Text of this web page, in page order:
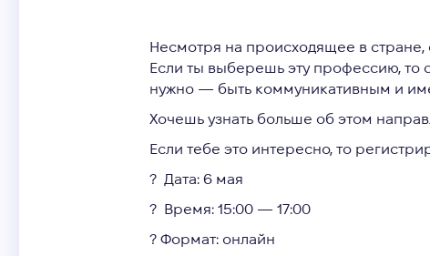
Несмотря на происходящее в стране,
Если ты выберешь эту профессию, то
нужно — быть коммуникативным и
Хочешь узнать больше об этом
Если тебе это интересно, то
? Дата: 6 мая
? Время: 15:00 — 17:00
? Формат: онлайн